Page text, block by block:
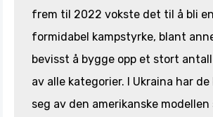
frem til 2022 vokste det til å bli en
formidabel kampstyrke, blant
bevisst å bygge opp et stort
av alle kategorier. I Ukraina har
seg av den amerikanske modellen